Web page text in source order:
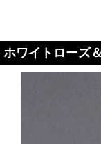
ホワイトローズ